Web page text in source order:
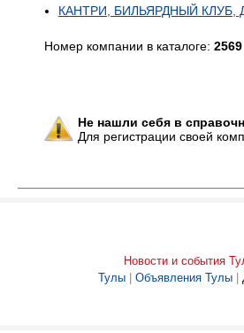
КАНТРИ, БИЛЬЯРДНЫЙ КЛУБ,
Номер компании в каталоге: 2569
Не нашли себя в
Для регистрации своей
Новости и события
Тулы
Объявления Тулы